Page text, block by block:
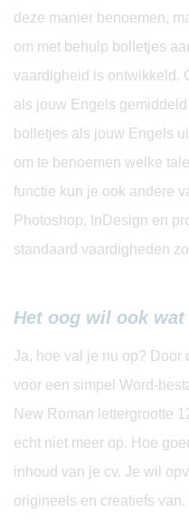
deze manier benoemen,
om met behulp bolletjes
vaardigheid is ontwikkeld.
als jouw Engels
bolletjes als jouw Engels
om te benoemen welke
functie kun je ook andere
Photoshop, InDesign en
standaard vaardigheden
Het oog wil ook wat
Ja, hoe val je nu op? Door
voor een simpel Word-
New Roman lettergrootte
echt niet meer op. Hoe
inhoud van je cv. Je wil
origineels en creatiefs